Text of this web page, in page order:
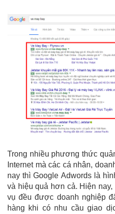
Trong nhiều phương thức
Internet mà các cá nhân,
nay thì Google Adwords là
và hiệu quả hơn cả. Hiện
vụ đều được doanh nghiệp
hàng khi có nhu cầu giao